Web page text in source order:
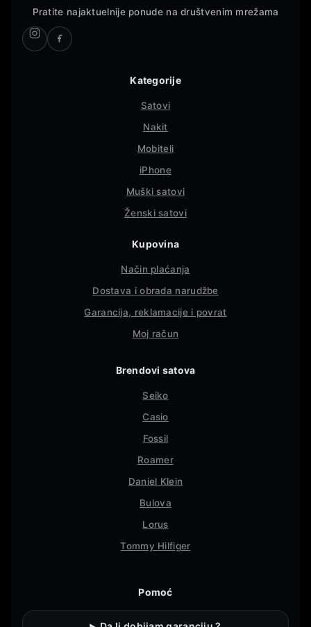
Pratite najaktuelnije ponude na društvenim mrežama
Kategorije
Satovi
Nakit
Mobiteli
iPhone
Muški satovi
Ženski satovi
Kupovina
Način plaćanja
Dostava i obrada narudžbe
Garancija, reklamacije i povrat
Moj račun
Brendovi satova
Seiko
Casio
Fossil
Roamer
Daniel Klein
Bulova
Lorus
Tommy Hilfiger
Pomoć